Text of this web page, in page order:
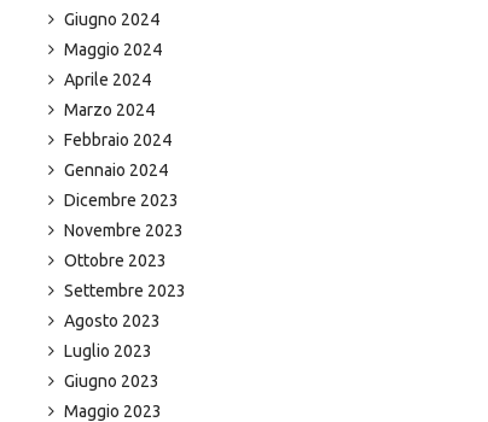
Giugno 2024
Maggio 2024
Aprile 2024
Marzo 2024
Febbraio 2024
Gennaio 2024
Dicembre 2023
Novembre 2023
Ottobre 2023
Settembre 2023
Agosto 2023
Luglio 2023
Giugno 2023
Maggio 2023